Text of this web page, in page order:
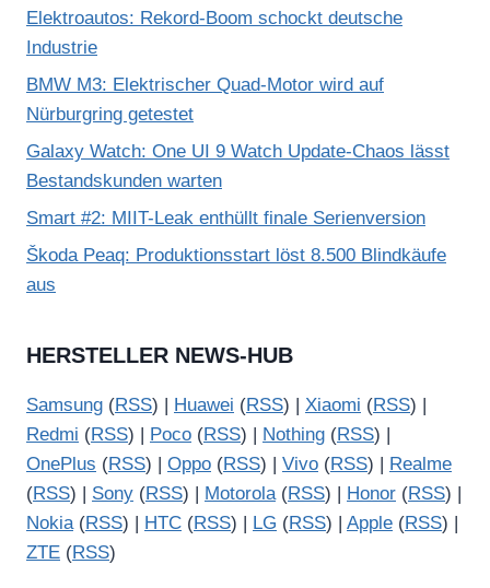
Elektroautos: Rekord-Boom schockt deutsche
Industrie
BMW M3: Elektrischer Quad-Motor wird auf
Nürburgring getestet
Galaxy Watch: One UI 9 Watch Update-Chaos lässt
Bestandskunden warten
Smart #2: MIIT-Leak enthüllt finale Serienversion
Škoda Peaq: Produktionsstart löst 8.500 Blindkäufe
aus
HERSTELLER NEWS-HUB
Samsung (RSS) | Huawei (RSS) | Xiaomi (RSS) |
Redmi (RSS) | Poco (RSS) | Nothing (RSS) |
OnePlus (RSS) | Oppo (RSS) | Vivo (RSS) |
Realme
(RSS) | Sony (RSS) | Motorola(RSS) | Honor (RSS) |
Nokia(RSS) | HTC (RSS) | LG (RSS) | Apple (RSS) |
ZTE (RSS)